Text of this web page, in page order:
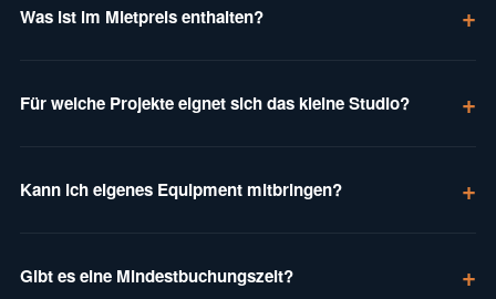
Was ist im Mietpreis enthalten?
Für welche Projekte eignet sich das kleine Studio?
Kann ich eigenes Equipment mitbringen?
Gibt es eine Mindestbuchungszeit?